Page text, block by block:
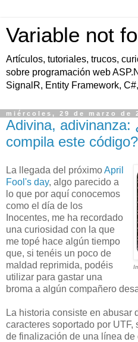
Variable not
Artículos, tutoriales, trucos,
sobre programación web
SignalR, Entity Framework,
miércoles, 29 de marzo de
Adivina, adivinanza:
compila este código?
La llegada del próximoApril
Fool's day, algo parecido a
lo que por aquí conocemos
como el día de los
Inocentes, me ha recordado
una curiosidad con la que
me topé hace algún tiempo
que, si tenéis un poco de
maldad reprimida, podéis
utilizar para gastar una
broma a algún compañero
La historia consiste en abusar
caracteres soportado por
de finalización de una línea